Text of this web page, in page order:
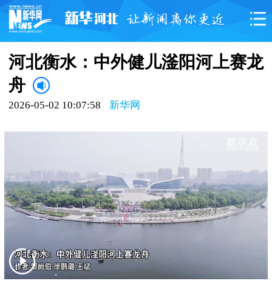
河北衡水：中外健儿滏阳河上赛龙
舟
2026-05-02 10:07:58 新华网